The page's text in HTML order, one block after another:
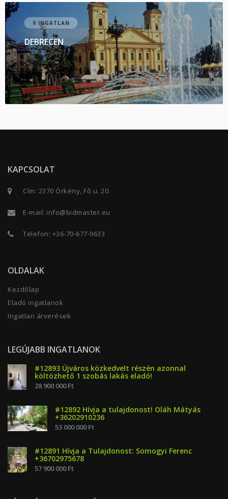
9 INGATLAN
DEBRECEN
KAPCSOLAT
Cím: 2370 Örkény, Fő u. 20.
E-mail: info@bidmaster.eu
Telefon: +36-70-677-9633
OLDALAK
Kezdőlap
Eladó ingatlanok
Ingatlan árverések
LEGÚJABB INGATLANOK
#12893 Újváros közkedvelt részén azonnal
költözhető 1 szobás lakás eladó!
28 900 000 Ft
#12892 Hívja a tulajdonost! Oláh Mátyás
+36202910236
53 000 000 Ft
#12891 Hívja a Tulajdonost: Somogyi Ferenc
+36702975678
57 900 000 Ft